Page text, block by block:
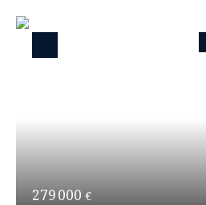
279 000 €